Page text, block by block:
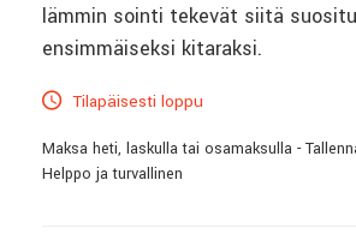
lämmin sointi tekevät siitä
ensimmäiseksi kitaraksi.
Tilapäisesti loppu
Maksa heti, laskulla tai osamaksulla -
Helppo ja turvallinen